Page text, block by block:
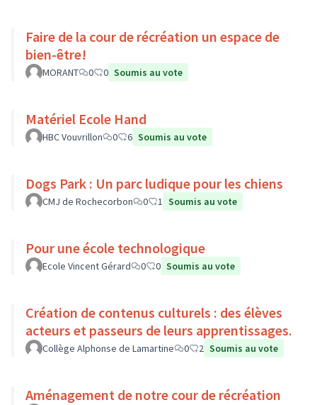
Faire de la cour de récréation un espace de
bien-être!
MORANT 0 0 Soumis au vote
Matériel Ecole Hand
HBC Vouvrillon 0 6 Soumis au vote
Dogs Park : Un parc ludique pour les chiens
CMJ de Rochecorbon 0 1 Soumis au vote
Pour une école technologique
Ecole Vincent Gérard 0 0 Soumis au vote
Création de contenus culturels : des élèves
acteurs et passeurs de leurs apprentissages.
Collège Alphonse de Lamartine 0 2 Soumis au vote
Aménagement de notre cour de récréation